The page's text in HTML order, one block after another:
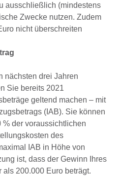
ausschließlich (mindestens
Zwecke nutzen. Zudem
nicht überschreiten
nächsten drei Jahren
Sie bereits 2021
geltend machen – mit
(IAB). Sie können
der voraussichtlichen
des
IAB in Höhe von
ist, dass der Gewinn Ihres
als 200.000 Euro beträgt.